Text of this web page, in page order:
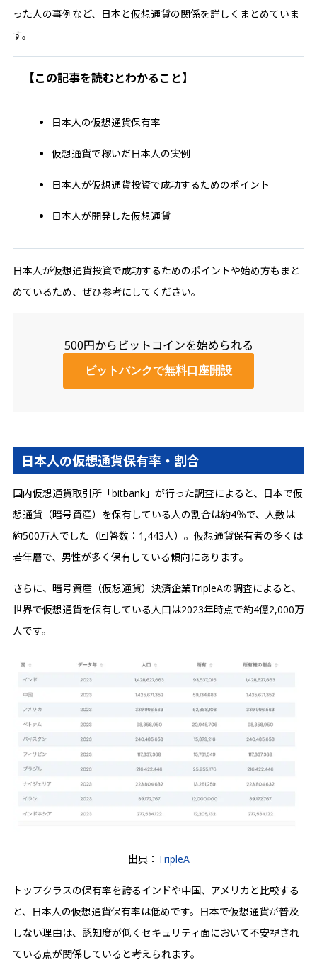
った人の事例など、日本と仮想通貨の関係を詳しくまとめていま
す。
【この記事を読むとわかること】
日本人の仮想通貨保有率
仮想通貨で稼いだ日本人の実例
日本人が仮想通貨投資で成功するためのポイント
日本人が開発した仮想通貨
日本人が仮想通貨投資で成功するためのポイントや始め方もまと
めているため、ぜひ参考にしてください。
500円からビットコインを始められる
ビットバンクで無料口座開設
日本人の仮想通貨保有率・割合
国内仮想通貨取引所「bitbank」が行った調査によると、日本で仮
想通貨（暗号資産）を保有している人の割合は約4％で、人数は
約500万人でした（回答数：1,443人）。仮想通貨保有者の多くは
若年層で、男性が多く保有している傾向にあります。
さらに、暗号資産（仮想通貨）決済企業TripleAの調査によると、
世界で仮想通貨を保有している人口は2023年時点で約4億2,000万
人です。
出典： TripleA
トップクラスの保有率を誇るインドや中国、アメリカと比較する
と、日本人の仮想通貨保有率は低めです。日本で仮想通貨が普及
しない理由は、認知度が低くセキュリティ面において不安視され
ている点が関係していると考えられます。